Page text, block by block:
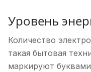
Уровень
Количество
такая бытовая
маркируют